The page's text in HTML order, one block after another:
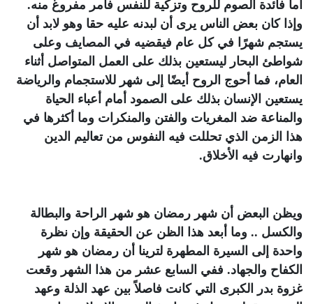
أما فائدة الصوم للروح وتزكية للنفس فأمر مفروغ منه.
وإذا كان بعض الناس يرى أن لبدنه عليه حقا وهو لابد أن
يستجم شهرًا في كل عام فيقضيه في المصايف وعلى
شواطئ البحار ليستعين بذلك على العمل المتواصل أثناء
العام، فما أحوج الروح أيضًا إلى شهر للاستجمام والرياضة
يستعين الإنسان بذلك على الصمود أمام أعباء الحياة
والمناعة ضد المغريات والفتن والمنكرات وما أكثرها في
هذا الزمن الذي تحللت فيه النفوس من تعاليم الدين
وانهارت فيه الأخلاق.
ويظن البعض أن شهر رمضان هو شهر الراحة والبطالة
والكسل .. وما أبعد هذا الظن عن الحقيقة وإن نظرة
واحدة إلى السيرة المطهرة لترينا أن رمضان هو شهر
الكفاح والجهاد. ففي السابع عشر من هذا الشهر وقعت
غزوة بدر الكبرى التي كانت فاصلاً بين عهد الذلة وعهد